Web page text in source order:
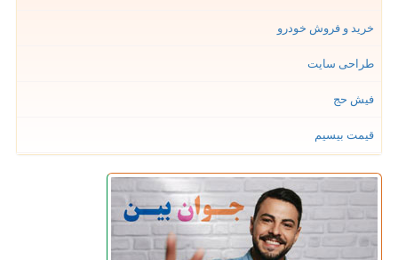
خرید و فروش خودرو
طراحی سایت
فیش حج
قیمت بیسیم